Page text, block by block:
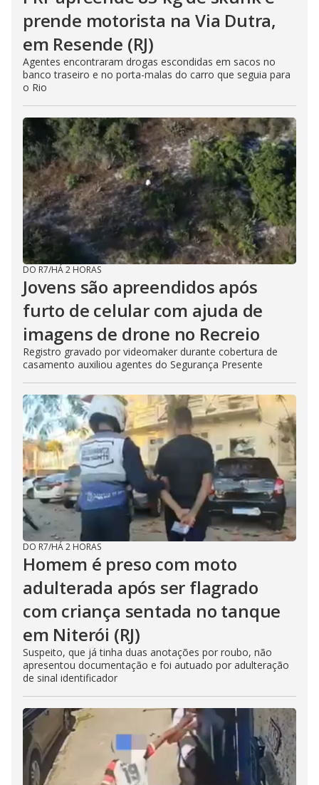
prende motorista na Via Dutra,
em Resende (RJ)
Agentes encontraram drogas escondidas em sacos no
banco traseiro e no porta-malas do carro que seguia para
o Rio
DO R7/HÁ 2 HORAS
Jovens são apreendidos após
furto de celular com ajuda de
imagens de drone no Recreio
Registro gravado por videomaker durante cobertura de
casamento auxiliou agentes do Segurança Presente
DO R7/HÁ 2 HORAS
Homem é preso com moto
adulterada após ser flagrado
com criança sentada no tanque
em Niterói (RJ)
Suspeito, que já tinha duas anotações por roubo, não
apresentou documentação e foi autuado por adulteração
de sinal identificador